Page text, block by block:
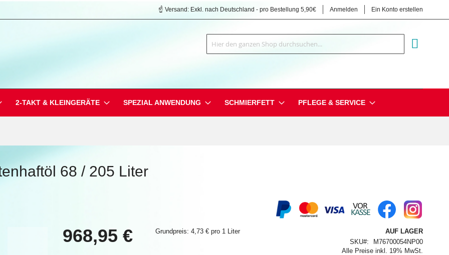
☝️ Versand: Exkl. nach Deutschland - pro Bestellung 5,90€ Anmelden Ein Konto erstellen
Suche
2-TAKT & KLEINGERÄTE SPEZIAL ANWENDUNG SCHMIERFETT PFLEGE & SERVICE
68 / 205 Liter
968,95 € Grundpreis: 4,73 € pro 1 Liter
AUF LAGER
SKU
M76700054NP00
Alle Preise inkl. 19% MwSt.